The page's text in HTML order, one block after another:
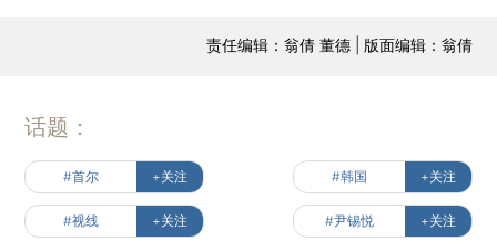
责任编辑：翁倩 董德 | 版面编辑：翁倩
话题：
#首尔 +关注 #韩国 +关注
#视线 +关注 #尹锡悦 +关注